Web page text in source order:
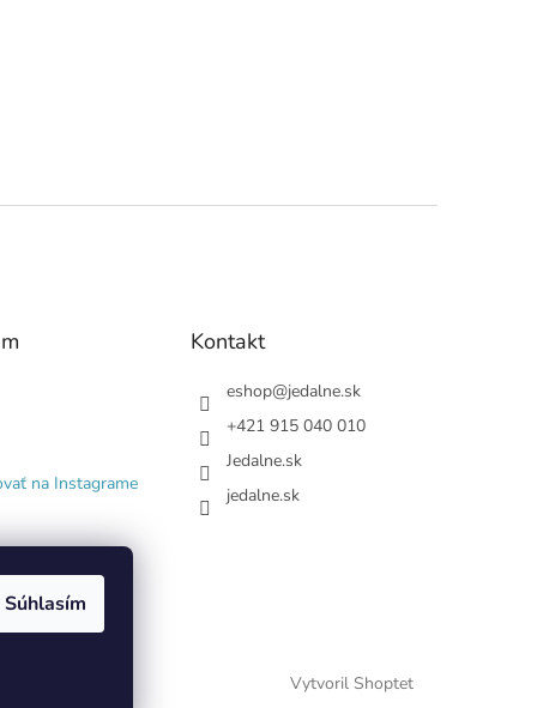
Súhlasím
na Instagrame
Kontakt
eshop@jedalne.sk
+421 915 040 010
Jedalne.sk
jedalne.sk
Vytvoril Shoptet